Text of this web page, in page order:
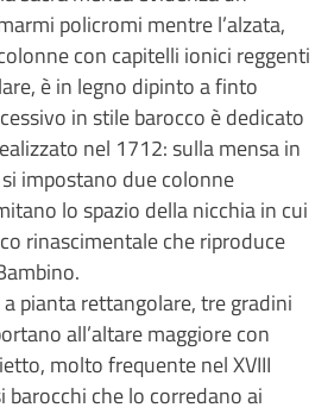
policromi mentre l’alzata,
con capitelli ionici reggenti
è in legno dipinto a finto
in stile barocco è dedicato
nel 1712: sulla mensa in
impostano due colonne
lo spazio della nicchia in cui
rinascimentale che riproduce
pianta rettangolare, tre gradini
all’altare maggiore con
molto frequente nel XVIII
barocchi che lo corredano ai